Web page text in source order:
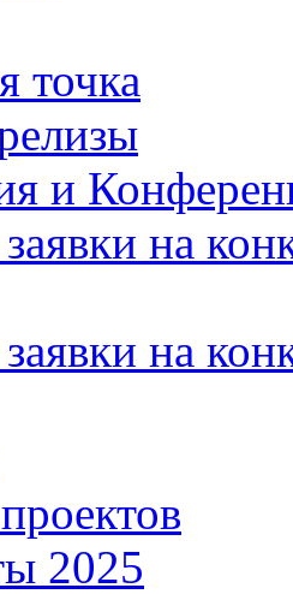
точка
и
на
на
2025